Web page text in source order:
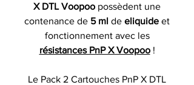
X DTL Voopoo possèdent une
contenance de 5 ml de eliquide et
fonctionnement avec les
résistances PnP X Voopoo!
Le Pack 2 Cartouches PnP X DTL